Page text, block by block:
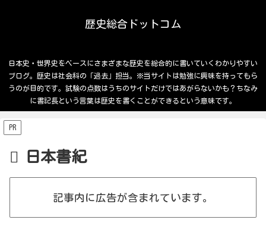
歴史総合ドットコム
日本史・世界史をベースにさまざまな歴史を総合的に書いていくわかりやすい
ブログ。歴史は社会科の「過去」担当。※当サイトは勉強に興味を持ってもら
うのが目的です。試験の点数はうちのサイトだけではあがらないかも？ちなみ
に書記長という言葉は歴史を書くことができるという意味です。
PR
日本書紀
記事内に広告が含まれています。